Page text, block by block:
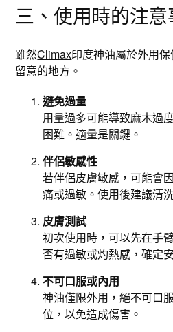
三、使用時的注意
雖然Climax印度神油屬於外用
留意的地方。
避免過量
用量過多可能導致麻木過
困難。適量是關鍵。
伴侶敏感性
若伴侶皮膚敏感，可能會
痛或過敏。使用後建議清
皮膚測試
初次使用時，可以先在手
否有過敏或灼熱感，確定
不可口服或內用
神油僅限外用，絕不可口
位，以免造成傷害。